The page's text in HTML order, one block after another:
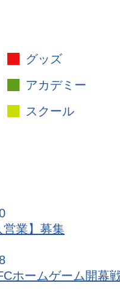
グッズ
アカデミー
スクール
営業】募集
ホームゲーム開幕